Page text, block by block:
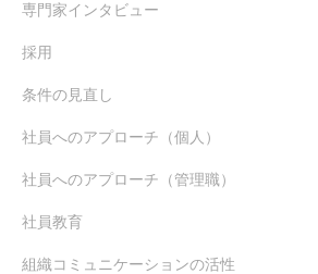
専門家インタビュー
採用
条件の見直し
社員へのアプローチ（個人）
社員へのアプローチ（管理職）
社員教育
組織コミュニケーションの活性